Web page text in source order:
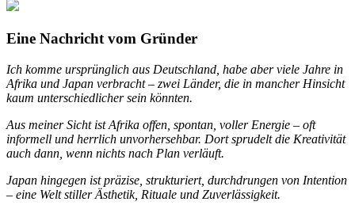
Eine Nachricht vom Gründer
Ich komme ursprünglich aus Deutschland, habe aber viele Jahre in
Afrika und Japan verbracht – zwei Länder, die in mancher Hinsicht
kaum unterschiedlicher sein könnten.
Aus meiner Sicht ist Afrika offen, spontan, voller Energie – oft
informell und herrlich unvorhersehbar. Dort sprudelt die Kreativität
auch dann, wenn nichts nach Plan verläuft.
Japan hingegen ist präzise, strukturiert, durchdrungen von Intention
– eine Welt stiller Ästhetik, Rituale und Zuverlässigkeit.